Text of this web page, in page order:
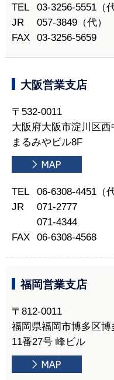
TEL
03-3256-5551（代
JR
057-3849（代）
FAX
03-3256-5659
大阪営業支店
〒532-0011
大阪府大阪市淀川区
まるみやビル8F
TEL
06-6308-4451（代
JR
071-2777
071-4344
FAX
06-6308-4568
福岡営業支店
〒812-0011
福岡県福岡市博多区博
11番27号 峰ビル